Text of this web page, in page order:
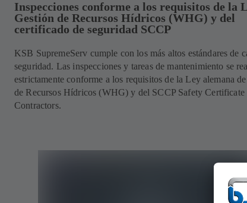
Inspecciones conforme a los requisitos de la
Gestión de Recursos Hídricos (WHG) y del
certificado de seguridad SCCP
KSB SupremeServ cumple con los más altos estándares de
seguridad. Las inspecciones y tareas de mantenimiento se
estrictamente conforme a los requisitos de la Ley alemana
de Recursos Hídricos (WHG) y del SCCP Safety Certificate
Contractors.